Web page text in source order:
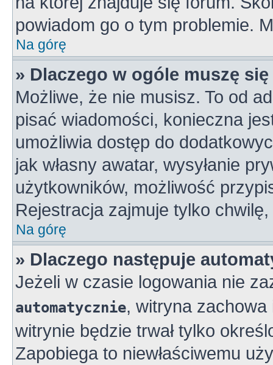
powiadom go o tym problemie.
Na górę
» Dlaczego w ogóle muszę
Możliwe, że nie musisz. To od
pisać wiadomości, konieczna
umożliwia dostęp do
jak własny awatar, wysyłanie
użytkowników, możliwość
Rejestracja zajmuje tylko
Na górę
» Dlaczego następuje
Jeżeli w czasie logowania nie
automatycznie, witryna
witrynie będzie trwał tylko
Zapobiega to niewłaściwemu